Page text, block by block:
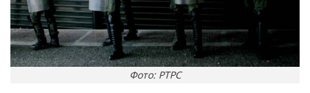
Фото: РТРС